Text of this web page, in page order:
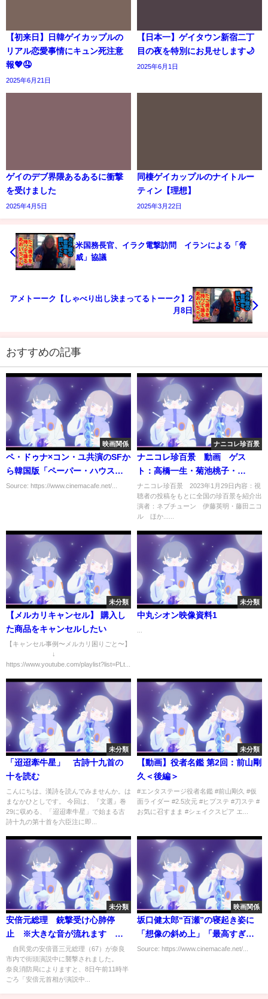
【初来日】日韓ゲイカップルの
リアル恋愛事情にキュン死注意
報💖🤤
2025年6月21日
【日本一】ゲイタウン新宿二丁
目の夜を特別にお見せします🌙
2025年6月1日
ゲイのデブ界隈あるあるに衝撃
を受けました
2025年4月5日
同棲ゲイカップルのナイトルー
ティン【理想】
2025年3月22日
米国務長官、イラク電撃訪問 イランによる「脅
威」協議
アメトーーク【しゃべり出し決まってるトーーク】2
月8日
おすすめの記事
映画関係
ペ・ドゥナ×コン・ユ共演のSFか
ら韓国版「ペーパー・ハウス」
まで“ネトフリ韓ドラ”新作が発
Source: https://www.cinemacafe.net/...
ナニコレ珍百景
ナニコレ珍百景 動画 ゲス
ト：高橋一生・菊池桃子・
DAIGO・王林 1月2日
ナニコレ珍百景 2023年1月29日内容：視
聴者の投稿をもとに全国の珍百景を紹介出
演者：ネプチューン 伊藤英明・藤田ニコ
ル ほか......
未分類
【メルカリキャンセル】 購入し
た商品をキャンセルしたい
【キャンセル事例〜メルカリ困りごと〜】
↓
https://www.youtube.com/playlist?list=PLt...
未分類
中丸シオン映像資料1
未分類
「迢迢牽牛星」 古詩十九首の
十を読む
こんにちは。漢詩を読んでみませんか。は
まなかひとしです。 今回は、『文選』巻
29に収める、「迢迢牽牛星」で始まる古
詩十九の第十首を六臣注に即...
未分類
【動画】役者名鑑 第2回：前山剛
久＜後編＞
#エンタステージ役者名鑑​ #前山剛久​ #仮
面ライダー​ #2.5次元 #ヒプステ​ #刀ステ​ #
お気に召すまま​ #シェイクスピア エ...
未分類
安倍元総理 銃撃受け心肺停
止 ※大きな音が流れます 視
聴の際はご注意ください(2022年
7月8日)
自民党の安倍晋三元総理（67）が奈良
市内で街頭演説中に襲撃されました。
奈良消防局によりますと、8日午前11時半
ごろ「安倍元首相が演説中...
映画関係
坂口健太郎“百瀬”の寝起き姿に
「想像の斜め上」「最高すぎて
頭抱えた」などの声集まる…
Source: https://www.cinemacafe.net/...